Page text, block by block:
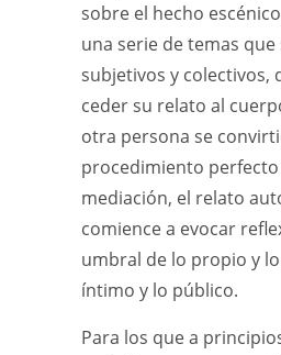
sobre el hecho
una serie de temas que
subjetivos y colectivos,
ceder su relato al
otra persona se
procedimiento
mediación, el relato
comience a evocar
umbral de lo propio y
íntimo y lo público.
Para los que a